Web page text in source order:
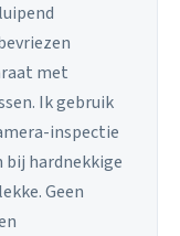
met
Ik gebruik
inspectie
bij hardnekkige
Geen